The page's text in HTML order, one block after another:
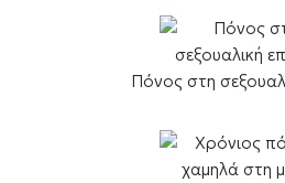
Πόνος στη